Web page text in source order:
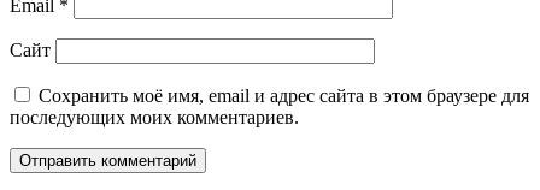
Email *
Сайт
Сохранить моё имя, email и адрес сайта в этом браузере для
последующих моих комментариев.